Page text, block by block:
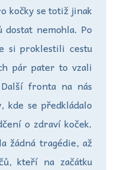
kočky se totiž jinak
dostat nemohla. Po
si proklestili cestu
pár pater to vzali
fronta na nás
kde se předkládalo
o zdraví koček.
žádná tragédie, až
kteří na začátku